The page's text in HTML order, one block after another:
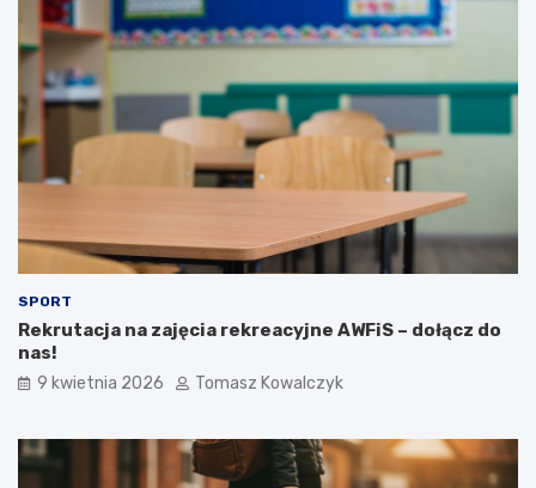
SPORT
Rekrutacja na zajęcia rekreacyjne AWFiS – dołącz do
nas!
9 kwietnia 2026 Tomasz Kowalczyk